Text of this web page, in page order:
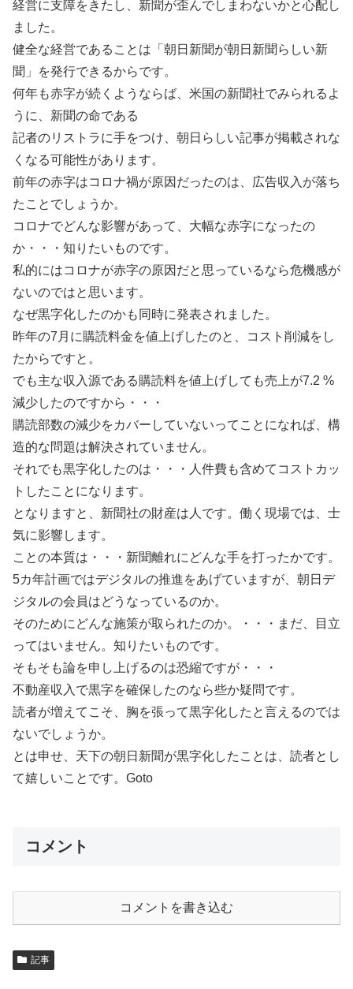
経営に支障をきたし、新聞が歪んでしまわないかと心配し
ました。
健全な経営であることは「朝日新聞が朝日新聞らしい新
聞」を発行できるからです。
何年も赤字が続くようならば、米国の新聞社でみられるよ
うに、新聞の命である
記者のリストラに手をつけ、朝日らしい記事が掲載されな
くなる可能性があります。
前年の赤字はコロナ禍が原因だったのは、広告収入が落ち
たことでしょうか。
コロナでどんな影響があって、大幅な赤字になったの
か・・・知りたいものです。
私的にはコロナが赤字の原因だと思っているなら危機感が
ないのではと思います。
なぜ黒字化したのかも同時に発表されました。
昨年の7月に購読料金を値上げしたのと、コスト削減をし
たからですと。
でも主な収入源である購読料を値上げしても売上が7.2 %
減少したのですから・・・
購読部数の減少をカバーしていないってことになれば、構
造的な問題は解決されていません。
それでも黒字化したのは・・・人件費も含めてコストカッ
トしたことになります。
となりますと、新聞社の財産は人です。働く現場では、士
気に影響します。
ことの本質は・・・新聞離れにどんな手を打ったかです。
5カ年計画ではデジタルの推進をあげていますが、朝日デ
ジタルの会員はどうなっているのか。
そのためにどんな施策が取られたのか。・・・まだ、目立
ってはいません。知りたいものです。
そもそも論を申し上げるのは恐縮ですが・・・
不動産収入で黒字を確保したのなら些か疑問です。
読者が増えてこそ、胸を張って黒字化したと言えるのでは
ないでしょうか。
とは申せ、天下の朝日新聞が黒字化したことは、読者とし
て嬉しいことです。Goto
コメント
コメントを書き込む
記事